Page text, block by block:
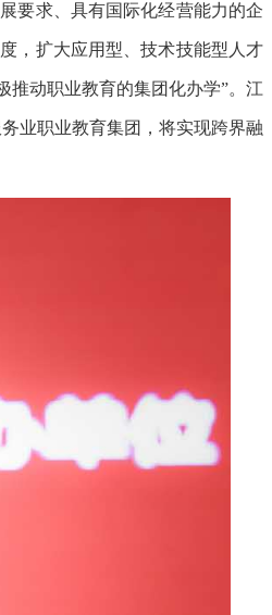
要求、具有国际化经营能力的企
，扩大应用型、技术技能型人才
推动职业教育的集团化办学”。江
业职业教育集团，将实现跨界融